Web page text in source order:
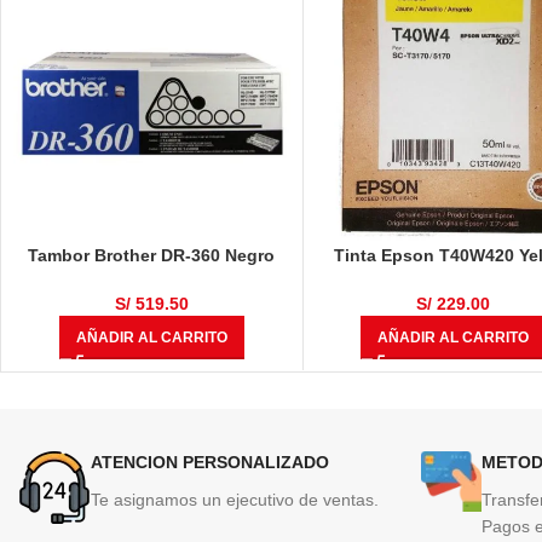
Tambor Brother DR-360 Negro
S/519.50
AÑADIR AL CARRITO
Tinta Epson T40W420
S/ 229.00
AÑADIR AL CARRITO
ATENCION PERSONALIZADO
Te asignamos un ejecutivo de ventas.
Pagos